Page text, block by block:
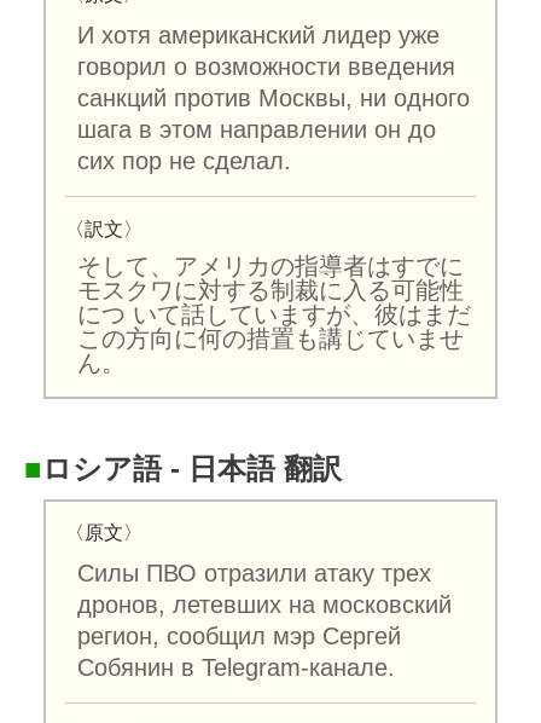
И хотя американский лидер уже
говорил о возможности введения
санкций против Москвы, ни одного
шага в этом направлении он до
сих пор не сделал.
〈訳文〉
そして、アメリカの指導者はすでに
モスクワに対する制裁に入る可能性
につ いて話していますが、彼はまだ
この方向に何の措置も講じていませ
ん。
■ ロシア語 - 日本語 翻訳
〈原文〉
Силы ПВО отразили атаку трех
дронов, летевших на московский
регион, сообщил мэр Сергей
Собянин в Telegram-канале.